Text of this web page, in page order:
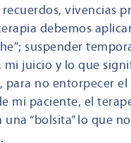
vivencias
debemos
suspender
mi juicio y lo que
para no entorpecer el
mi paciente, el
una “bolsita” lo que